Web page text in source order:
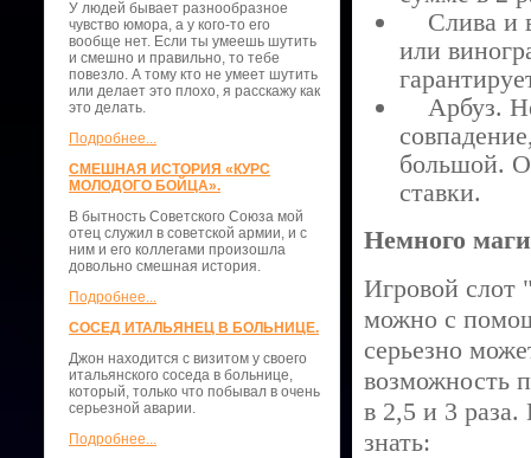
У людей бывает разнообразное
чувство юмора, а у кого-то его
вообще нет. Если ты умеешь шутить
и смешно и правильно, то тебе
повезло. А тому кто не умеет шутить
или делает это плохо, я расскажу как
это делать.
Подробнее...
СМЕШНАЯ ИСТОРИЯ «КУРС
МОЛОДОГО БОЙЦА».
В бытность Советского Союза мой
отец служил в советской армии, и с
ним и его коллегами произошла
довольно смешная история.
Подробнее...
СОСЕД ИТАЛЬЯНЕЦ В БОЛЬНИЦЕ.
Джон находится с визитом у своего
итальянского соседа в больнице,
который, только что побывал в очень
серьезной аварии.
Подробнее...
Слива и
или
Арбуз.
большой.
ставки.
Немного
Игровой слот
можно с
серьезно
возможность
в 2,5 и 3 раза.
знать: